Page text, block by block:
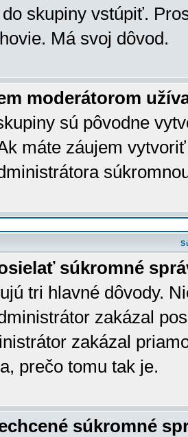
skupiny vstúpiť.
Má svoj dôvod.
moderátorom
sú pôvodne
máte záujem
súkromné
tri hlavné dôvody.
zakázal
zakázal
prečo tomu tak je.
súkromné